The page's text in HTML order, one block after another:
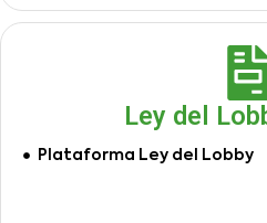
Ley del
Plataforma Ley del Lobby